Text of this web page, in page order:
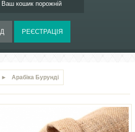
Ваш кошик порожній
► Арабіка Бурунді